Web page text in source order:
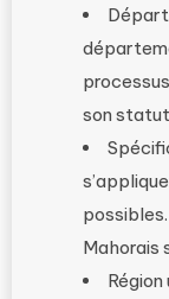
son statut
Mahorais